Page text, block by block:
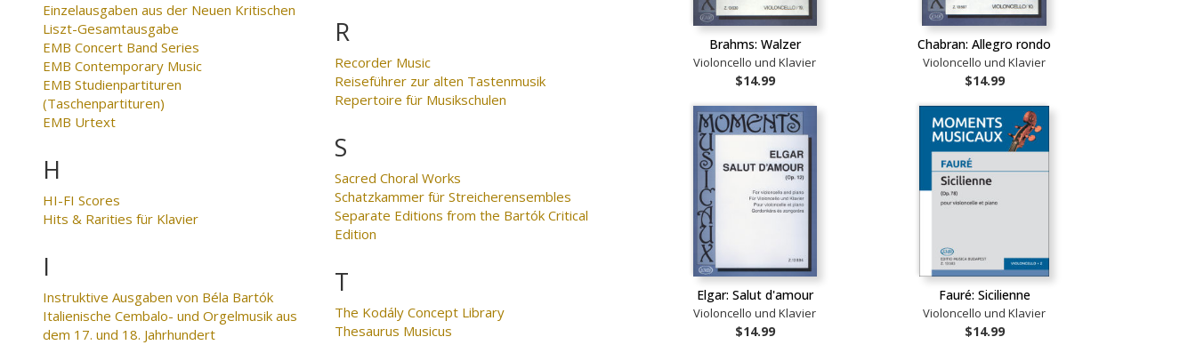
Einzelausgaben aus der Neuen Kritischen
Liszt-Gesamtausgabe
EMB Concert Band Series
EMB Contemporary Music
EMB Studienpartituren
(Taschenpartituren)
EMB Urtext
H
HI-FI Scores
Hits & Rarities für Klavier
I
Instruktive Ausgaben von Béla Bartók
Italienische Cembalo- und Orgelmusik aus
dem 17. und 18. Jahrhundert
R
Recorder Music
Reiseführer zur alten Tastenmusik
Repertoire für Musikschulen
S
Sacred Choral Works
Schatzkammer für Streicherensembles
Separate Editions from the Bartók Critical
Edition
T
The Kodály Concept Library
Thesaurus Musicus
Brahms: Walzer
Violoncello und Klavier
$14.99
Chabran: Allegro rondo
Violoncello und Klavier
$14.99
Elgar: Salut d'amour
Violoncello und Klavier
$14.99
Fauré: Sicilienne
Violoncello und Klavier
$14.99